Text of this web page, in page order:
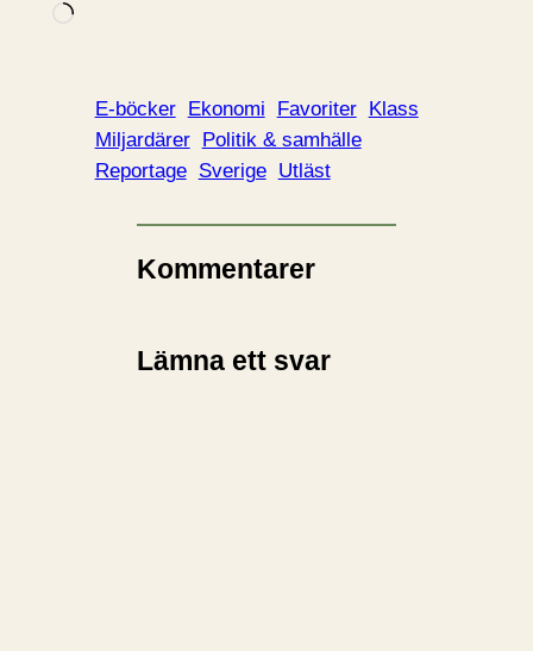
L
E-böcker Ekonomi Favoriter
Klass
Miljardärer
Politik & samhälle
Reportage Sverige Utläst
Kommentarer
Lämna ett svar